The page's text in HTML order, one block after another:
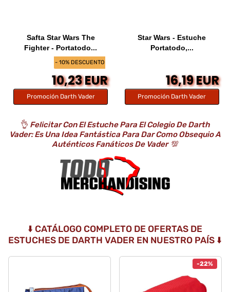
- 10% DESCUENTO
Safta Star Wars The
Fighter - Portatodo...
10,23 EUR
Promoción Darth Vader
Star Wars - Estuche
Portatodo,...
16,19 EUR
Promoción Darth Vader
👌 Felicitar Con El Estuche Para El Colegio De Darth
Vader: Es Una Idea Fantástica Para Dar Como Obsequio A
Auténticos Fanáticos De Vader 💯
⬇️ CATÁLOGO COMPLETO DE OFERTAS DE
ESTUCHES DE DARTH VADER EN NUESTRO PAÍS ⬇️
-22%